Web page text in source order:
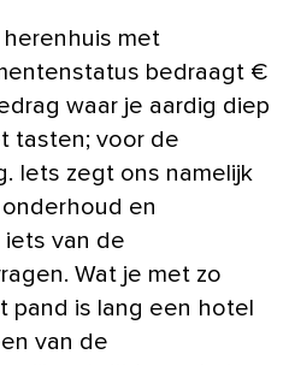
met
bedraagt €
waar je aardig diep
tasten; voor de
Iets zegt ons namelijk
en
van de
Wat je met zo
pand is lang een hotel
van de